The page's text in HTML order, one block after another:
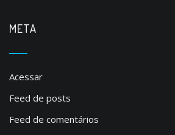
META
Acessar
Feed de posts
Feed de comentários